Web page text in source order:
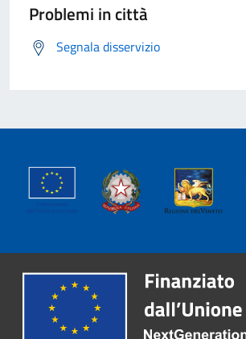
Problemi in città
Segnala disservizio